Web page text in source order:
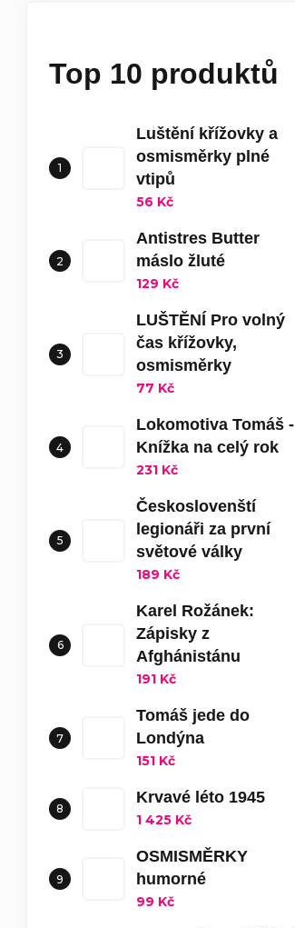
Top 10 produktů
Luštění křížovky a
osmisměrky plné
vtipů
56 Kč
Antistres Butter
máslo žluté
129 Kč
LUŠTĚNÍ Pro volný
čas křížovky,
osmisměrky
77 Kč
Lokomotiva Tomáš -
Knížka na celý rok
231 Kč
Českoslovenští
legionáři za první
světové války
189 Kč
Karel Rožánek:
Zápisky z
Afghánistánu
191 Kč
Tomáš jede do
Londýna
151 Kč
Krvavé léto 1945
1 425 Kč
OSMISMĚRKY
humorné
99 Kč